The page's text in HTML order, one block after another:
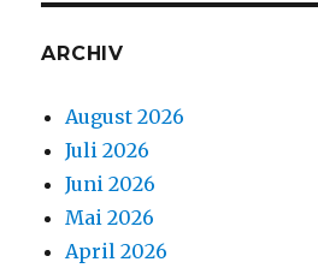
ARCHIV
August 2026
Juli 2026
Juni 2026
Mai 2026
April 2026